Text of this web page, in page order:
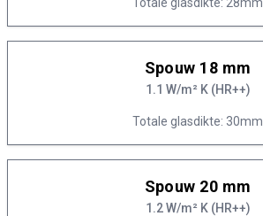
Spouw 18 mm
1.1 W/m² K (HR++)
Totale glasdikte: 30mm
Spouw 20 mm
1.2 W/m² K (HR++)